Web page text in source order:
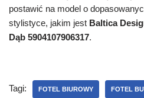
postawić na model o
stylistyce, jakim jest Baltica
Dąb 5904107906317.
Tagi: FOTEL BIUROWY FOTEL